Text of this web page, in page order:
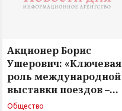
Акционер Борис
Ушерович: «Ключевая
роль международной
выставки поездов –
поиск ответов на
Общество